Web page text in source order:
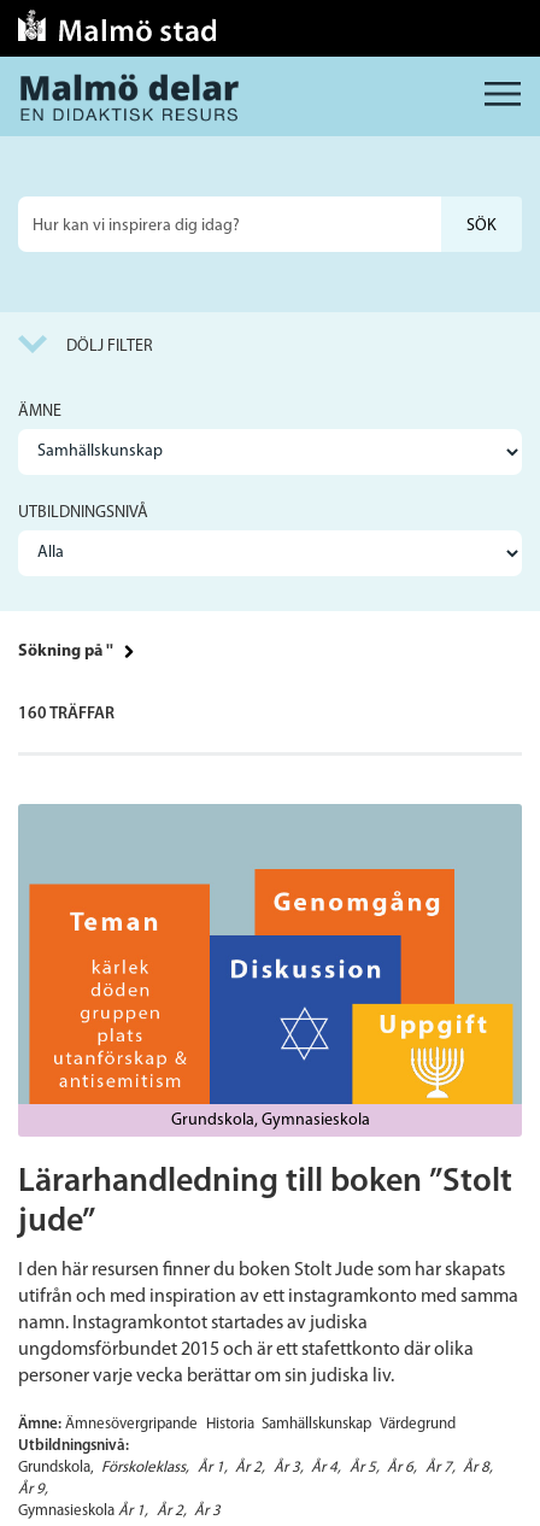
MENY
Sök
på
DÖLJ FILTER
ÄMNE
UTBILDNINGSNIVÅ
Sökning på ''
160 TRÄFFAR
Grundskola Gymnasieskola
Lärarhandledning till boken ”Stolt
jude”
I den här resursen finner du boken Stolt Jude som har skapats
utifrån och med inspiration av ett instagramkonto med samma
namn. Instagramkontot startades av judiska
ungdomsförbundet 2015 och är ett stafettkonto där olika
personer varje vecka berättar om sin judiska liv.
Ämne: Ämnesövergripande Historia Samhällskunskap Värdegrund
Utbildningsnivå:
Grundskola
Förskoleklass År 1 År 2 År 3 År 4 År 5 År 6 År 7
År 8
År 9
Gymnasieskola År 1 År 2 År 3